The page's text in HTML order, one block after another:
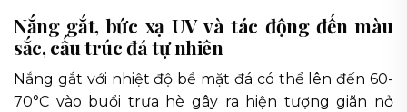
Nắng gắt, bức xạ UV và tác động đến màu
sắc, cấu trúc đá tự nhiên
Nắng gắt với nhiệt độ bề mặt đá có thể lên đến 60-
70°C vào buổi trưa hè gây ra hiện tượng giãn nở